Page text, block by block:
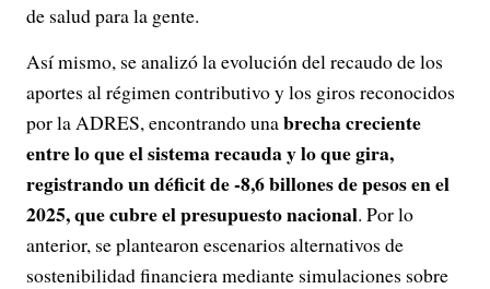
de salud para la gente.
Así mismo, se analizó la evolución del recaudo de los
aportes al régimen contributivo y los giros reconocidos
por la ADRES, encontrando unabrecha creciente
entre lo que el sistema recauda y lo que gira,
registrando un déficit de -8,6 billones de pesos en el
2025, que cubre el presupuesto nacional. Por lo
anterior, se plantearon escenarios alternativos de
sostenibilidad financiera mediante simulaciones sobre